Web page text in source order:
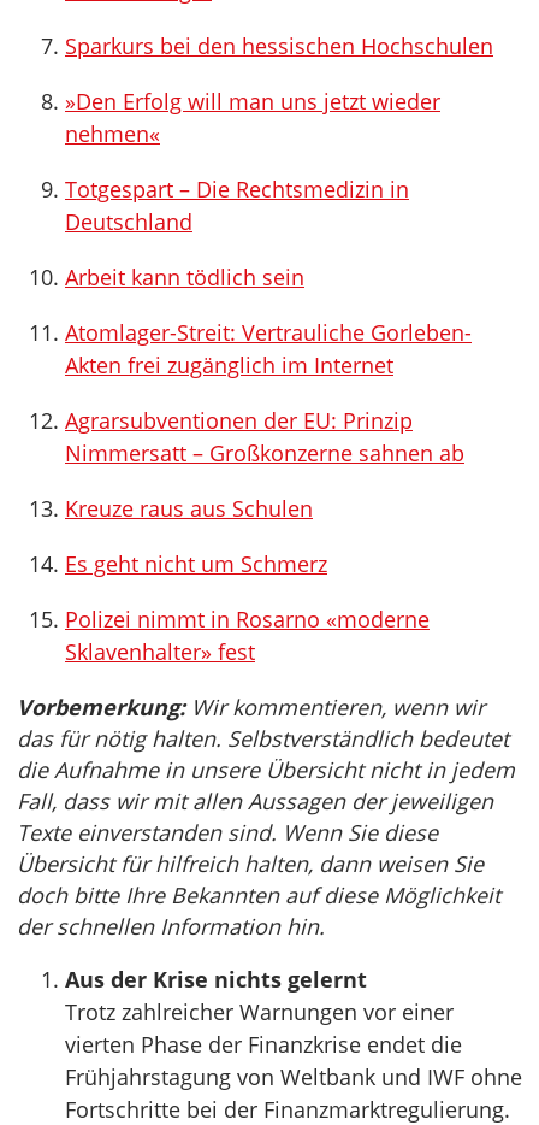
Sparkurs bei den hessischen Hochschulen
»Den Erfolg will man uns jetzt wieder
nehmen«
Totgespart – Die Rechtsmedizin in
Deutschland
Arbeit kann tödlich sein
Atomlager-Streit: Vertrauliche Gorleben-
Akten frei zugänglich im Internet
Agrarsubventionen der EU: Prinzip
Nimmersatt – Großkonzerne sahnen ab
Kreuze raus aus Schulen
Es geht nicht um Schmerz
Polizei nimmt in Rosarno «moderne
Sklavenhalter» fest
Vorbemerkung:Wir kommentieren, wenn wir
das für nötig halten. Selbstverständlich bedeutet
die Aufnahme in unsere Übersicht nicht in jedem
Fall, dass wir mit allen Aussagen der jeweiligen
Texte einverstanden sind. Wenn Sie diese
Übersicht für hilfreich halten, dann weisen Sie
doch bitte Ihre Bekannten auf diese Möglichkeit
der schnellen Information hin.
Aus der Krise nichts gelernt
Trotz zahlreicher Warnungen vor einer
vierten Phase der Finanzkrise endet die
Frühjahrstagung von Weltbank und IWF ohne
Fortschritte bei der Finanzmarktregulierung.